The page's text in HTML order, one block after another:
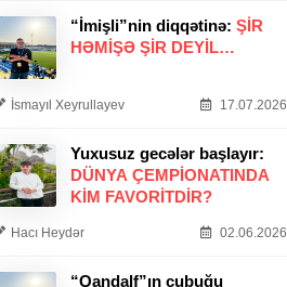
“İmişli”nin diqqətinə: ŞIR
HƏMIŞƏ ŞIR DEYIL…
İsmayıl Xeyrullayev 17.07.2026
Yuxusuz gecələr başlayır:
DÜNYA ÇEMPIONATINDA
KIM FAVORITDIR?
Hacı Heydər 02.06.2026
“Qandalf”ın çubuğu